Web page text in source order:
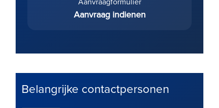
Aanvraag indienen
Belangrijke contactpersonen